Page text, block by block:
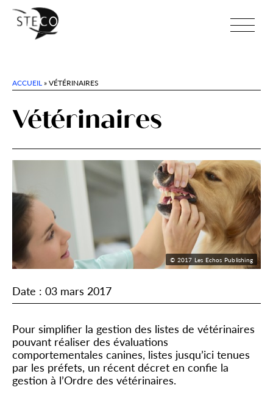
ACCUEIL»VÉTÉRINAIRES
Vétérinaires
Date : 03 mars 2017
Pour simplifier la gestion des listes de vétérinaires
pouvant réaliser des évaluations
comportementales canines, listes jusqu’ici tenues
par les préfets, un récent décret en confie la
gestion à l’Ordre des vétérinaires.
© 2017 Les Echos Publishing